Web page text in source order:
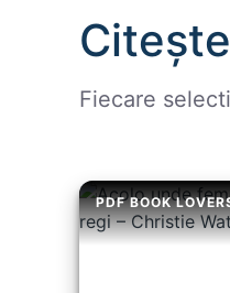
Fiecare
PDF BOOK